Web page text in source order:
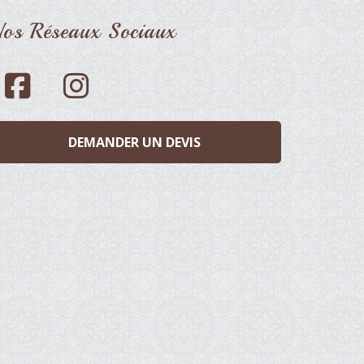
Réseaux Sociaux
DEMANDER UN DEVIS